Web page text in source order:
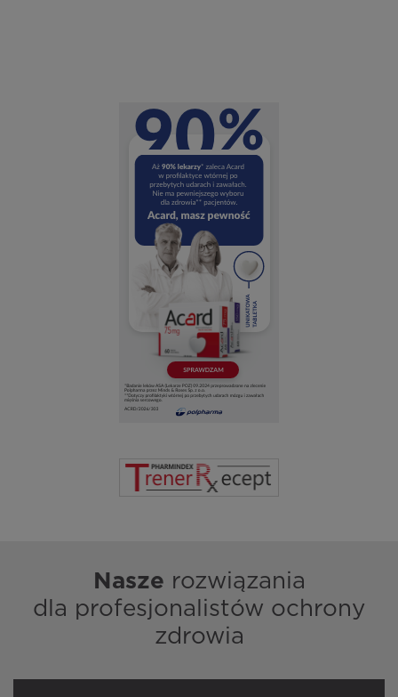
Nasze rozwiązania
dla profesjonalistów ochrony
zdrowia